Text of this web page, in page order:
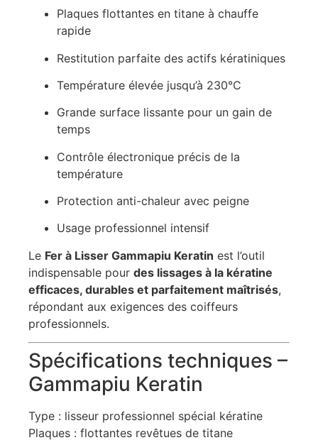
Plaques flottantes en titane à chauffe
rapide
Restitution parfaite des actifs kératiniques
Température élevée jusqu’à 230°C
Grande surface lissante pour un gain de
temps
Contrôle électronique précis de la
température
Protection anti-chaleur avec peigne
Usage professionnel intensif
Le Fer à Lisser Gammapiu Keratin est l’outil
indispensable pour des lissages à la kératine
efficaces, durables et parfaitement maîtrisés,
répondant aux exigences des coiffeurs
professionnels.
Spécifications techniques –
Gammapiu Keratin
Type : lisseur professionnel spécial kératine
Plaques : flottantes revêtues de titane